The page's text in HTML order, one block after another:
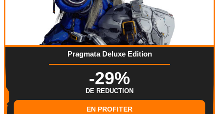
Pragmata Deluxe Edition
-29%
DE REDUCTION
EN PROFITER